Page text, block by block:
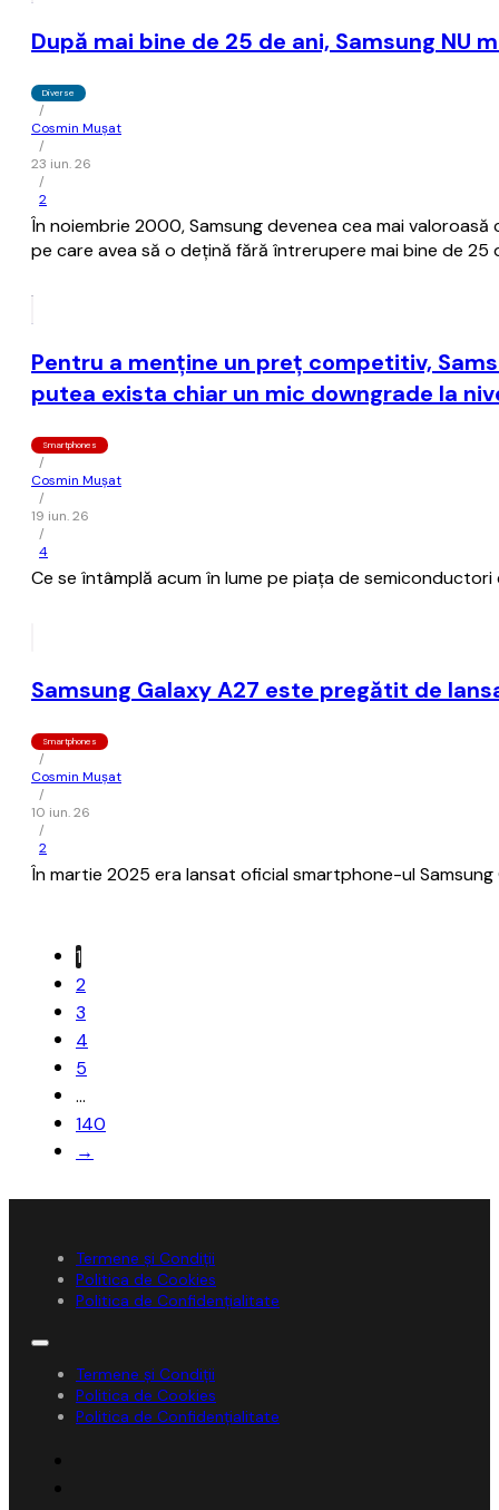
După mai bine de 25 de ani, Samsung NU
Diverse
/
Cosmin Mușat
/
23 iun. 26
/
2
În noiembrie 2000, Samsung devenea cea mai
pe care avea să o deţină fără întrerupere mai bine de 25
Pentru a menţine un preţ competitiv,
putea exista chiar un mic downgrade la
Smartphones
/
Cosmin Mușat
/
19 iun. 26
/
4
Ce se întâmplă acum în lume pe piaţa de
Samsung Galaxy A27 este pregătit de
Smartphones
/
Cosmin Mușat
/
10 iun. 26
/
2
În martie 2025 era lansat oficial smartphone-ul
1
2
3
4
5
…
140
→
Termene și Condiții
Politica de Cookies
Politica de Confidențialitate
Termene și Condiții
Politica de Cookies
Politica de Confidențialitate